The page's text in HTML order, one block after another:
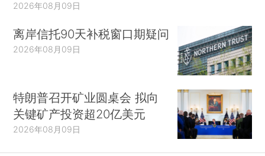
2026年08月09日
离岸信托90天补税窗口期疑问
2026年08月09日
特朗普召开矿业圆桌会 拟向
关键矿产投资超20亿美元
2026年08月09日